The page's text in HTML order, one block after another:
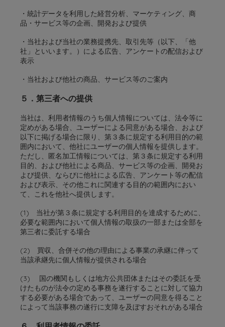
・統計データを利用した経営分析、マーケティング、商
品・サービス等の企画、開発および提供
・当社および当社の業務提携先、取引先等（以下、「他
社」といいます。）による広告、アンケートの配信および
表示
・当社および他社の商品、サービス等のご案内
５．第三者への提供
当社は、利用者情報のうち個人情報については、法令等に
定めがある場合、ユーザーによる同意がある場合、および
以下に掲げる場合に限り、第３条に規定する利用目的の範
囲内において、他社にユーザーの個人情報を提供します。
ただし、匿名加工情報については、第３条に規定する利用
目的、および他社による商品、サービス等の企画、開発お
よび提供、ならびに他社による広告、アンケート等の配信
および表示、その他これに関連する目的の範囲内におい
て、これを他社へ提供します。
(1) 当社が第３条に規定する利用目的を達成するために、
必要な範囲内において個人情報の取扱の一部または全部を
第三者に委託する場合
(2) 買収、合併その他の理由による事業の承継に伴って
当該承継先に個人情報が提供される場合
(3) 国の機関もしくは地方公共団体またはその委託を受
けたものが法令の定める事務を遂行することに対して協力
する必要がある場合であって、ユーザーの同意を得ること
によって当該事務の遂行に支障を及ぼすおそれがある場合